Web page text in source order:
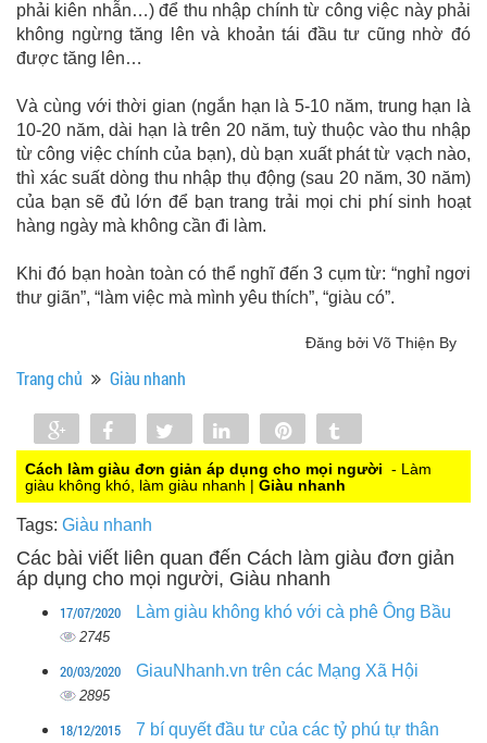
phải kiên nhẫn…) để thu nhập chính từ công việc này phải
không ngừng tăng lên và khoản tái đầu tư cũng nhờ đó
được tăng lên…
Và cùng với thời gian (ngắn hạn là 5-10 năm, trung hạn là
10-20 năm, dài hạn là trên 20 năm, tuỳ thuộc vào thu nhập
từ công việc chính của bạn), dù bạn xuất phát từ vạch nào,
thì xác suất dòng thu nhập thụ động (sau 20 năm, 30 năm)
của bạn sẽ đủ lớn để bạn trang trải mọi chi phí sinh hoạt
hàng ngày mà không cần đi làm.
Khi đó bạn hoàn toàn có thể nghĩ đến 3 cụm từ: “nghỉ ngơi
thư giãn”, “làm việc mà mình yêu thích”, “giàu có”.
Đăng bởi Võ Thiện By
Trang chủ Giàu nhanh
Share Share Tweet Share
0
Cách làm giàu đơn giản áp dụng cho mọi người - Làm
giàu không khó, làm giàu nhanh | Giàu nhanh
Tags: Giàu nhanh
Các bài viết liên quan đến Cách làm giàu đơn giản
áp dụng cho mọi người, Giàu nhanh
17/07/2020 Làm giàu không khó với cà phê Ông Bầu
2745
20/03/2020 GiauNhanh.vn trên các Mạng Xã Hội
2895
18/12/2015 7 bí quyết đầu tư của các tỷ phú tự thân